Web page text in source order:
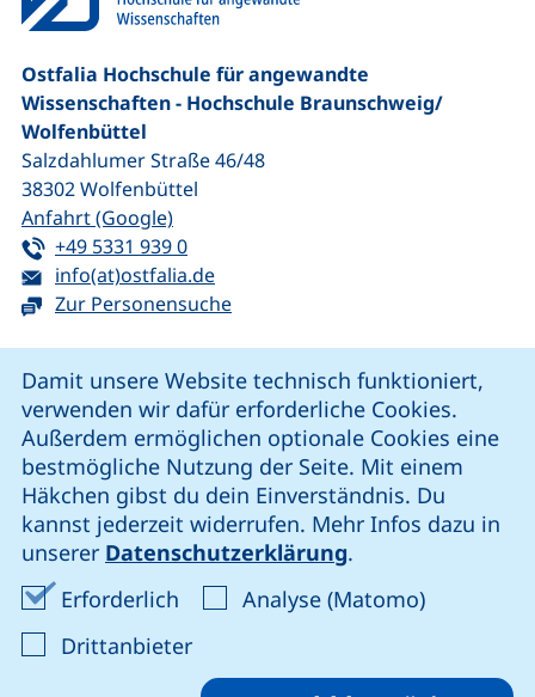
Damit unsere Website technisch funktioniert,
verwenden wir dafür erforderliche Cookies.
Außerdem ermöglichen optionale Cookies eine
bestmögliche Nutzung der Seite. Mit einem
Häkchen gibst du dein Einverständnis. Du
kannst jederzeit widerrufen. Mehr Infos dazu in
unserer Datenschutzerklärung.
Erforderlich Erforderliche Cookies akzeptieren
Analyse (Matomo)Analyse-
Drittanbieter: Cookies von Drittanbieter
Ostfalia Hochschule für angewandte
Wissenschaften - Hochschule Braunschweig/​
Wolfenbüttel
Salzdahlumer Straße 46/48
38302Wolfenbüttel
Anfahrt (Google)(externer Link, öffnet neues Fenster)
Tel:
+49 5331 939 0(startet einen Telefonanruf, wenn Ihr
E-Mail:
info(at)ostfalia.de(öffnet Ihr E-Mail-Programm)
Zur Personensuche
unsere Facebook-Seite (externer Link, öffnet neues
unsere LinkedIn-Seite (externer Link, öffnet
unsere Instagram-Seite (externer Link,
unsere YouTube-Seite (externer
Cookie-Einstellungen
Impressum
Datenschutz
Erklärung zur Barrierefreiheit